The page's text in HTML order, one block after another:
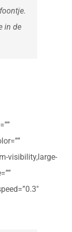
in de
visibility,large-